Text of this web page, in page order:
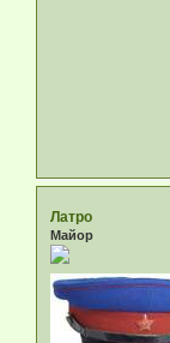
Латро
Майор